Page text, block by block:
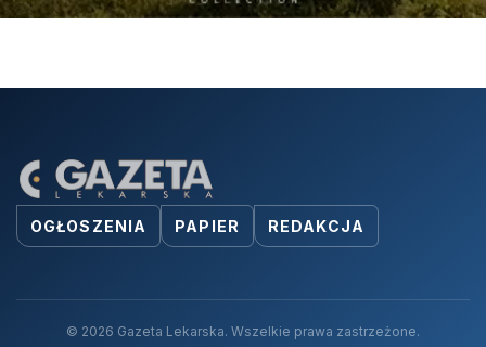
OGŁOSZENIA PAPIER REDAKCJA
© 2026 Gazeta Lekarska. Wszelkie prawa zastrzeżone.